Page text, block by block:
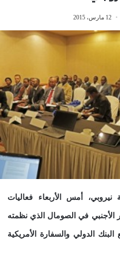
12 مارس، 2015
نيروبي، أمس الأربعاء فعاليات
الأجنبي في الصومال الذي نظمته
الدولي والسفارة الأمريكية